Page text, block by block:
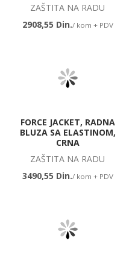
ZAŠTITA NA RADU
2908,55 Din./ kom + PDV
FORCE JACKET, RADNA
BLUZA SA ELASTINOM,
CRNA
ZAŠTITA NA RADU
3490,55 Din./ kom + PDV